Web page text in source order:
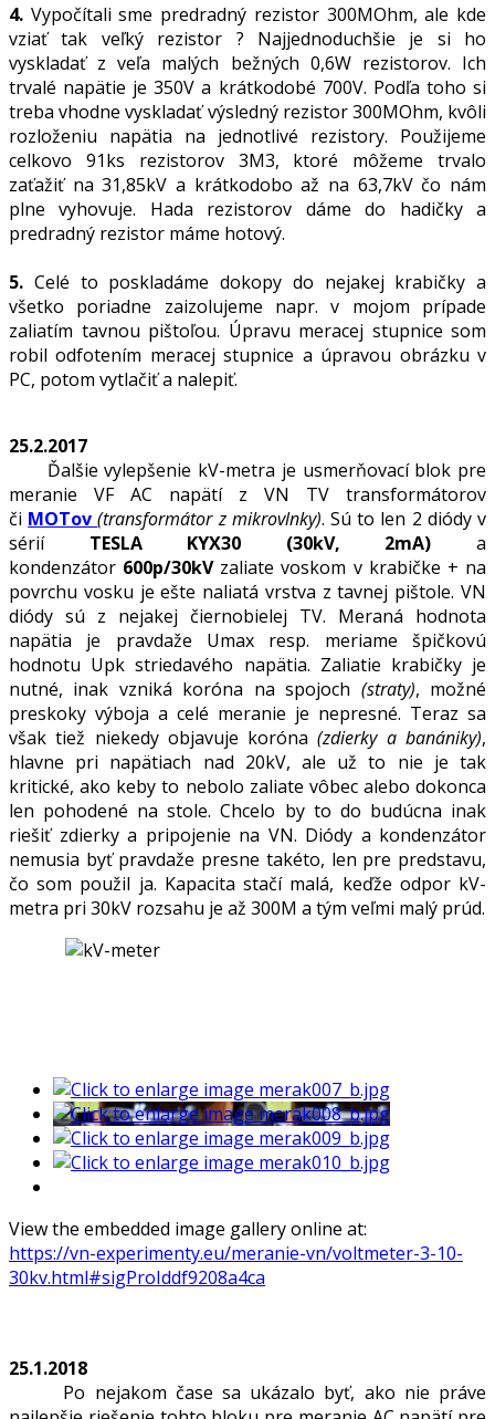
4. Vypočítali sme predradný rezistor 300MOhm, ale kde
vziať tak veľký rezistor ? Najjednoduchšie je si ho
vyskladať z veľa malých bežných 0,6W rezistorov. Ich
trvalé napätie je 350V a krátkodobé 700V. Podľa toho si
treba vhodne vyskladať výsledný rezistor 300MOhm, kvôli
rozloženiu napätia na jednotlivé rezistory. Použijeme
celkovo 91ks rezistorov 3M3, ktoré môžeme trvalo
zaťažiť na 31,85kV a krátkodobo až na 63,7kV čo nám
plne vyhovuje. Hada rezistorov dáme do hadičky a
predradný rezistor máme hotový.
5. Celé to poskladáme dokopy do nejakej krabičky a
všetko poriadne zaizolujeme napr. v mojom prípade
zaliatím tavnou pištoľou. Úpravu meracej stupnice som
robil odfotením meracej stupnice a úpravou obrázku v
PC, potom vytlačiť a nalepiť.
25.2.2017
Ďalšie vylepšenie kV-metra je usmerňovací blok pre
meranie VF AC napätí z VN TV transformátorov
či MOTov(transformátor z mikrovlnky). Sú to len 2 diódy v
sérií TESLA KYX30 (30kV, 2mA) a
kondenzátor 600p/30kVzaliate voskom v krabičke + na
povrchu vosku je ešte naliatá vrstva z tavnej pištole. VN
diódy sú z nejakej čiernobielej TV. Meraná hodnota
napätia je pravdaže Umax resp. meriame špičkovú
hodnotu Upk striedavého napätia. Zaliatie krabičky je
nutné, inak vzniká koróna na spojoch (straty), možné
preskoky výboja a celé meranie je nepresné. Teraz sa
však tiež niekedy objavuje koróna(zdierky a banániky),
hlavne pri napätiach nad 20kV, ale už to nie je tak
kritické, ako keby to nebolo zaliate vôbec alebo dokonca
len pohodené na stole. Chcelo by to do budúcna inak
riešiť zdierky a pripojenie na VN. Diódy a kondenzátor
nemusia byť pravdaže presne takéto, len pre predstavu,
čo som použil ja. Kapacita stačí malá, keďže odpor kV-
metra pri 30kV rozsahu je až 300M a tým veľmi malý prúd.
View the embedded image gallery online at:
https://vn-experimenty.eu/meranie-vn/voltmeter-3-10-
30kv.html#sigProIddf9208a4ca
25.1.2018
Po nejakom čase sa ukázalo byť, ako nie práve